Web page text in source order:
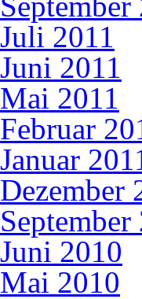
Juli 2011
Juni 2011
Mai 2011
Februar
Januar
Dezember
September
Juni 2010
Mai 2010